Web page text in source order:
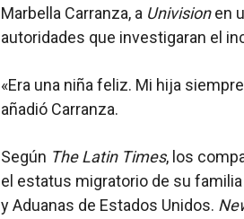
Marbella Carranza, a Univisionen
autoridades que investigaran el
«Era una niña feliz. Mi hija
añadió Carranza.
Según The Latin Times, los
el estatus migratorio de su
y Aduanas de Estados Unidos.